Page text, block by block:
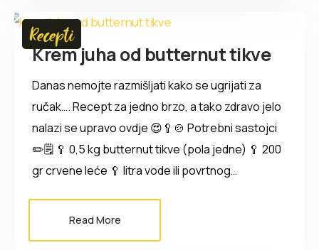
Recepti
Krem juha od butternut tikve
Danas nemojte razmišljati kako se ugrijati za
ručak…. Recept za jedno brzo, a tako zdravo jelo
nalazi se upravo ovdje 😍🥄🍲 Potrebni sastojci
✏️🗒️ 🥄 0,5 kg butternut tikve (pola jedne) 🥄 200
gr crvene leće 🥄 litra vode ili povrtnog…
Read More